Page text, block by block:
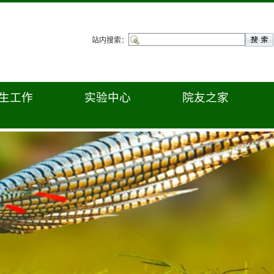
站内搜索：
工作 实验中心 院友之家